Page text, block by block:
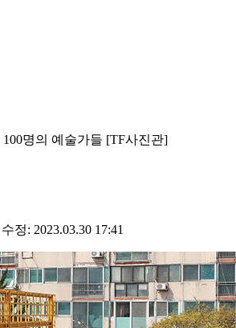
명의 예술가들 [TF사진관]
정: 2023.03.30 17:41